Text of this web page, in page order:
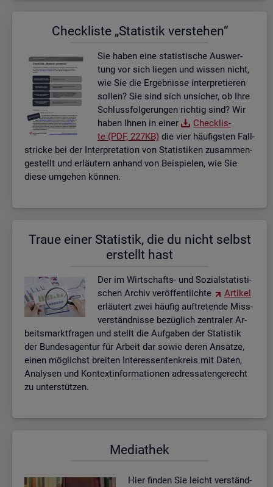
Check­lis­te „Sta­tis­tik ver­ste­hen“
Sie haben eine sta­tis­ti­sche Aus­wer­
tung vor sich lie­gen und wis­sen nicht,
wie Sie die Er­geb­nis­se in­ter­pre­tie­ren
sol­len? Sie sind sich un­si­cher, ob Ihre
Schluss­fol­ge­run­gen rich­tig sind? Wir
haben Ihnen in einer
Check­lis­
te (PDF, 227KB) die vier häu­figs­ten Fall­
stri­cke bei der In­ter­pre­ta­ti­on von Sta­tis­ti­ken zu­sam­men­
ge­stellt und er­läu­tern an­hand von Bei­spie­len, wie Sie
diese um­ge­hen kön­nen.
Traue einer Sta­tis­tik, die du nicht selbst
er­stellt hast
Der im Wirt­schafts- und So­zi­al­sta­tis­ti­
schen Ar­chiv ver­öf­fent­lich­te
Ar­ti­kel
er­läu­tert zwei häu­fig auf­tre­ten­de Miss­
ver­ständ­nis­se be­züg­lich zen­tra­ler Ar­
beits­markt­fra­gen und stellt die Auf­ga­ben der Sta­tis­tik
der Bun­des­agen­tur für Ar­beit dar sowie deren An­sät­ze,
einen mög­lichst brei­ten In­ter­es­sen­ten­kreis mit Daten,
Ana­ly­sen und Kon­text­in­for­ma­tio­nen adres­sa­ten­ge­recht
zu un­ter­stüt­zen.
Me­dia­thek
Hier fin­den Sie leicht ver­ständ­